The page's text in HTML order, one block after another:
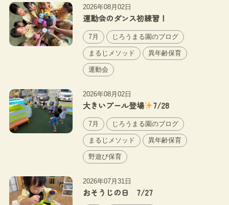
2026年08月02日
運動会のダンス初練習！
7月 じろうまる園のブログ
まるじメソッド 異年齢保育
運動会
2026年08月02日
大きいプール登場 7/28
7月 じろうまる園のブログ
まるじメソッド 異年齢保育
野遊び保育
2026年07月31日
おそうじの日 7/27